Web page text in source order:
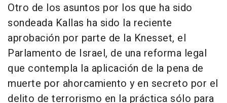
Otro de los asuntos por los que ha sido
sondeada Kallas ha sido la reciente
aprobación por parte de la Knesset, el
Parlamento de Israel, de una reforma legal
que contempla la aplicación de la pena de
muerte por ahorcamiento y en secreto por el
delito de terrorismo en la práctica sólo para